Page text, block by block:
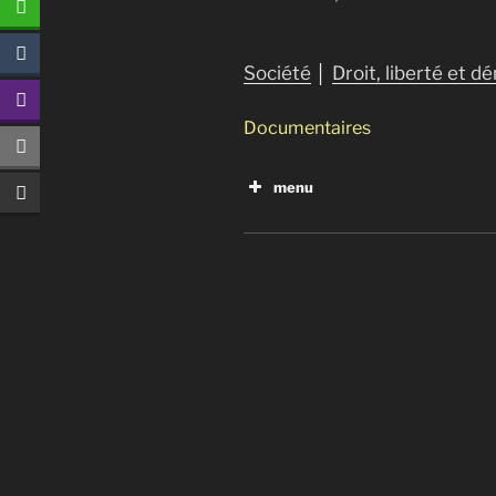
Société Droit, liberté et
Documentaires
menu